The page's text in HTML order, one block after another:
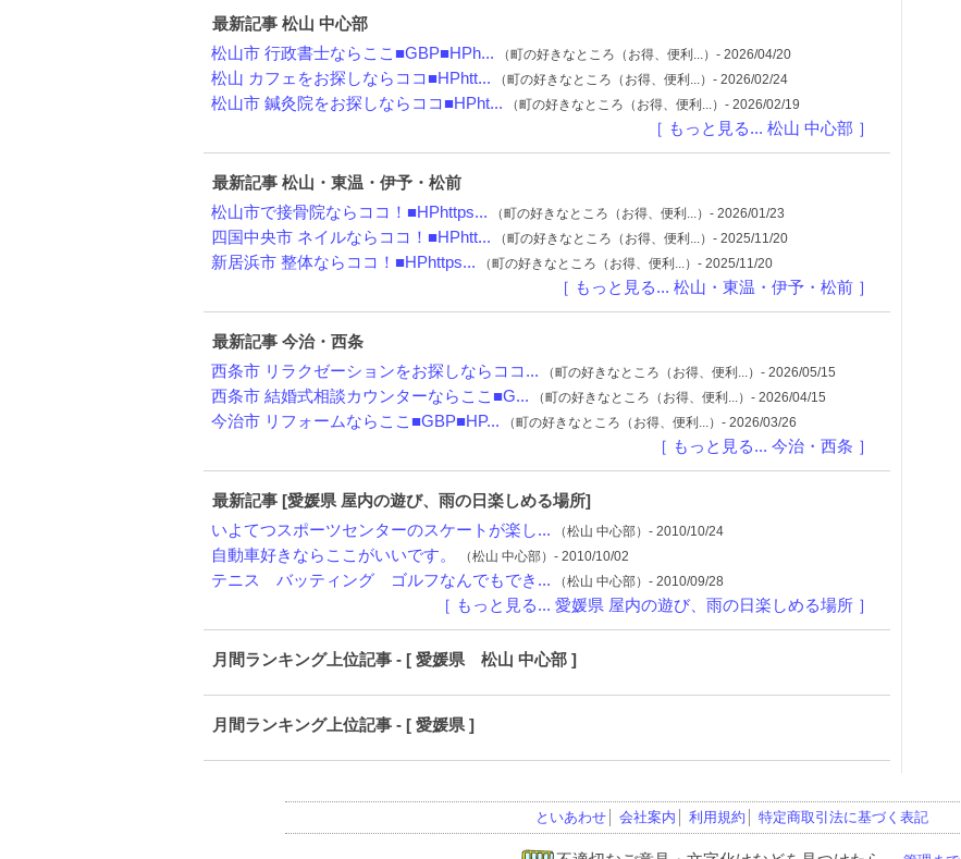
最新記事 松山 中心部
松山市 行政書士ならここ■GBP■HPh... （町の好きなところ（お得、便利...）- 2026/04/20
松山 カフェをお探しならココ■HPhtt... （町の好きなところ（お得、便利...）- 2026/02/24
松山市 鍼灸院をお探しならココ■HPht... （町の好きなところ（お得、便利...）- 2026/02/19
［ もっと見る... 松山 中心部 ］
最新記事 松山・東温・伊予・松前
松山市で接骨院ならココ！■HPhttps... （町の好きなところ（お得、便利...）- 2026/01/23
四国中央市 ネイルならココ！■HPhtt... （町の好きなところ（お得、便利...）- 2025/11/20
新居浜市 整体ならココ！■HPhttps... （町の好きなところ（お得、便利...）- 2025/11/20
［ もっと見る... 松山・東温・伊予・松前 ］
最新記事 今治・西条
西条市 リラクゼーションをお探しならココ... （町の好きなところ（お得、便利...）- 2026/05/15
西条市 結婚式相談カウンターならここ■G... （町の好きなところ（お得、便利...）- 2026/04/15
今治市 リフォームならここ■GBP■HP... （町の好きなところ（お得、便利...）- 2026/03/26
［ もっと見る... 今治・西条 ］
最新記事 [愛媛県 屋内の遊び、雨の日楽しめる場所]
いよてつスポーツセンターのスケートが楽し... （松山 中心部）- 2010/10/24
自動車好きならここがいいです。 （松山 中心部）- 2010/10/02
テニス バッティング ゴルフなんでもでき... （松山 中心部）- 2010/09/28
［ もっと見る... 愛媛県 屋内の遊び、雨の日楽しめる場所 ］
月間ランキング上位記事 - [ 愛媛県 松山 中心部 ]
月間ランキング上位記事 - [ 愛媛県 ]
といあわせ│ 会社案内 利用規約 特定商取引法に基づく表記